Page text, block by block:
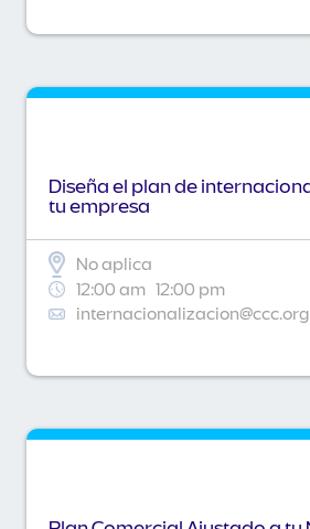
Diseña el plan de
tu empresa
No aplica
12:00 am 12:00 pm